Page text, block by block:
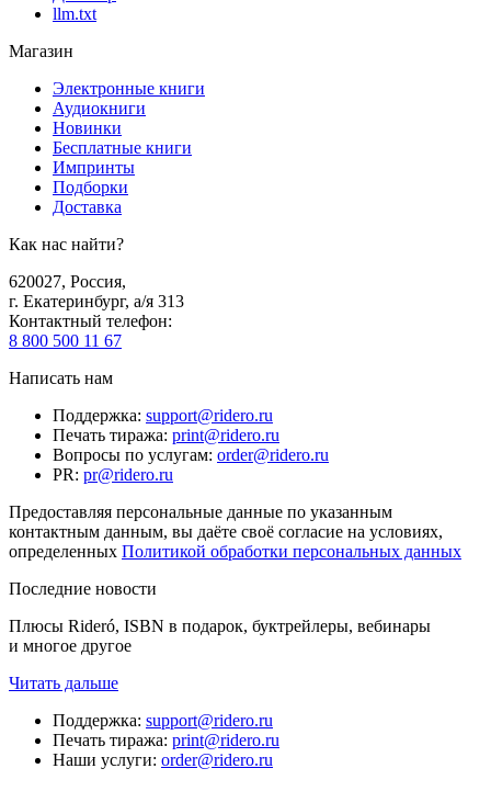
llm.txt
Магазин
Электронные книги
Аудиокниги
Новинки
Бесплатные книги
Импринты
Подборки
Доставка
Как нас найти?
620027, Россия,
г. Екатеринбург, а/я 313
Контактный телефон:
8 800 500 11 67
Написать нам
Поддержка: support@ridero.ru
Печать тиража: print@ridero.ru
Вопросы по услугам: order@ridero.ru
PR: pr@ridero.ru
Предоставляя персональные данные по указанным
контактным данным, вы даёте своё согласие на условиях,
определенных Политикой обработки персональных данных
Последние новости
Плюсы Rideró, ISBN в подарок, буктрейлеры, вебинары
и многое другое
Читать дальше
Поддержка: support@ridero.ru
Печать тиража: print@ridero.ru
Наши услуги: order@ridero.ru